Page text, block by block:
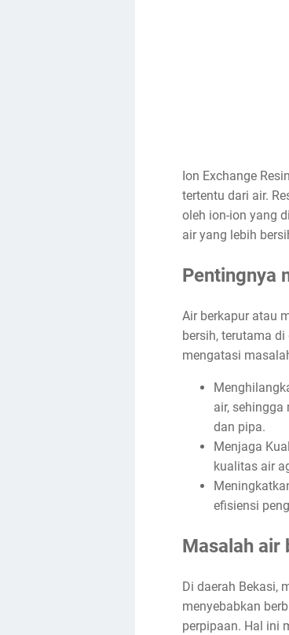
Ion Exchange
tertentu dari air.
oleh ion-ion yang
air yang lebih
Pentingnya
Air berkapur atau
bersih, terutama
mengatasi
air,
dan pipa.
Menjaga
kualitas air
efisiensi
Masalah air
Di daerah Bekasi,
menyebabkan
perpipaan. Hal ini